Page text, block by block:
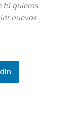
tú quieras.
nuevas